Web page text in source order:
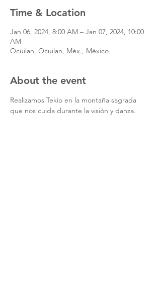
Time & Location
Jan 06, 2024, 8:00 AM – Jan 07, 2024, 10:00
AM
Ocuilan, Ocuilan, Méx., México
About the event
Realizamos Tekio en la montaña sagrada
que nos cuida durante la visión y danza.